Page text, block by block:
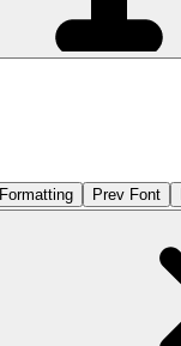
Formatting Prev Font